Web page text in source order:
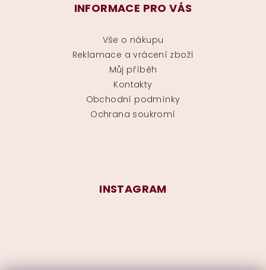
INFORMACE PRO VÁS
Vše o nákupu
Reklamace a vrácení zboží
Můj příběh
Kontakty
Obchodní podmínky
Ochrana soukromí
INSTAGRAM